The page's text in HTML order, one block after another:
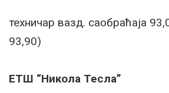
техничар вазд. саобраћаја
93,90)
ЕТШ “Никола Тесла”